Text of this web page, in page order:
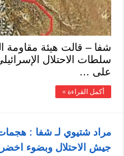
شفا – قالت هيئة مقاومة
سلطات الاحتلال
على …
أكمل القراءة »
مراد شتيوي لـ شفا :
جيش الاحتلال وبضوء